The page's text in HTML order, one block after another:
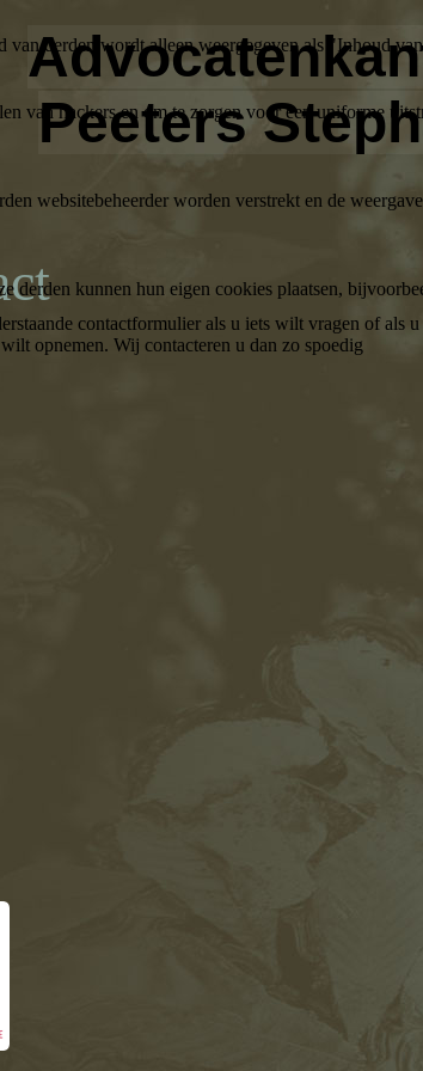
Peeters
contactformulier als u iets wilt vragen of als u
opnemen. Wij contacteren u dan zo spoedig
derden wordt alleen weergegeven als "Inhoud
hackers en om te zorgen voor een uniforme
websitebeheerder worden verstrekt en de
kunnen hun eigen cookies plaatsen,